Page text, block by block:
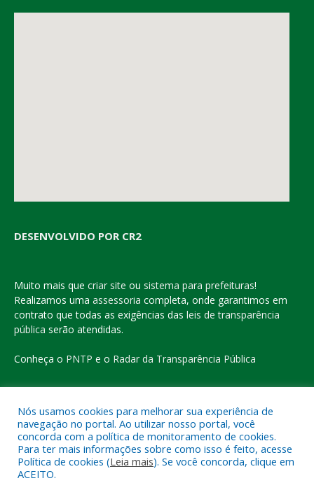
DESENVOLVIDO POR CR2
Muito mais que criar site ou sistema para prefeituras!
Realizamos uma assessoria completa, onde garantimos em
contrato que todas as exigências das leis de transparência
pública serão atendidas.
Conheça o PNTP e o Radar da Transparência Pública
Todos os direitos reservados a Prefeitura Municipal de Eldorado
do Carajás
Mapa do Site
Nós usamos cookies para melhorar sua experiência de
navegação no portal. Ao utilizar nosso portal, você
concorda com a política de monitoramento de cookies.
Para ter mais informações sobre como isso é feito, acesse
Política de cookies (Leia mais). Se você concorda, clique em
ACEITO.